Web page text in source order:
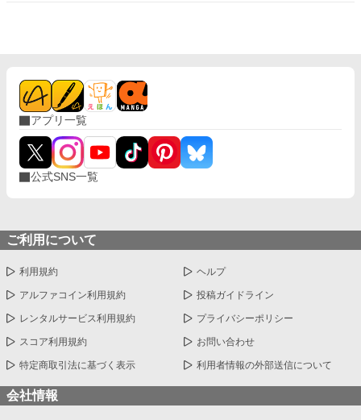
アプリ一覧
公式SNS一覧
ご利用について
利用規約 ヘルプ
アルファコイン利用規約 投稿ガイドライン
レンタルサービス利用規約 プライバシーポリシー
スコア利用規約 お問い合わせ
特定商取引法に基づく表示 利用者情報の外部送信について
会社情報